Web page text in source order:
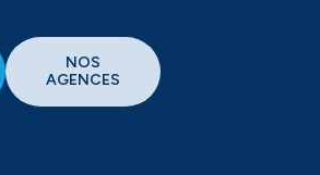
NOS
AGENCES